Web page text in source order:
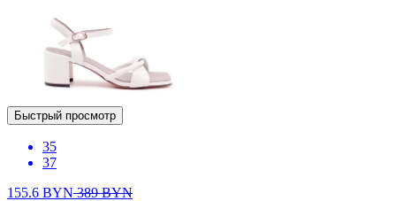
Быстрый просмотр
35
37
155.6 BYN389BYN